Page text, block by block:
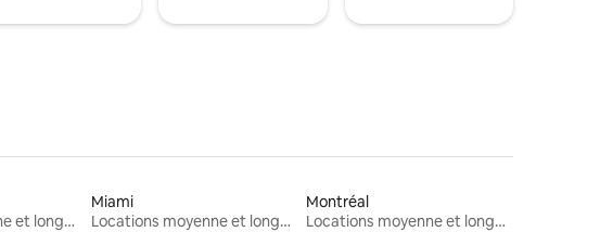
Locations moyenne et longue durée
Miami
Locations moyenne et longue durée
Montréal
Locations moyenne et longue durée